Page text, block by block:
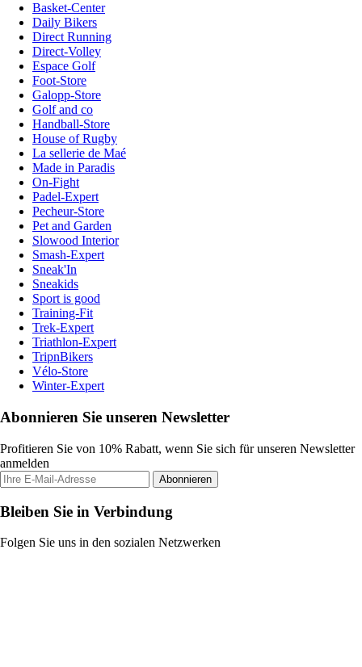
Basket-Center
Daily Bikers
Direct Running
Direct-Volley
Espace Golf
Foot-Store
Galopp-Store
Golf and co
Handball-Store
House of Rugby
La sellerie de Maé
Made in Paradis
On-Fight
Padel-Expert
Pecheur-Store
Pet and Garden
Slowood Interior
Smash-Expert
Sneak'In
Sneakids
Sport is good
Training-Fit
Trek-Expert
Triathlon-Expert
TripnBikers
Vélo-Store
Winter-Expert
Abonnieren Sie unseren Newsletter
Profitieren Sie von 10% Rabatt, wenn Sie sich für unseren Newsletter
anmelden
Abonnieren
Bleiben Sie in Verbindung
Folgen Sie uns in den sozialen Netzwerken